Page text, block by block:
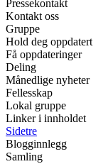
Pressekontakt
Kontakt oss
Gruppe
Hold deg oppdatert
Få oppdateringer
Deling
Månedlige nyheter
Fellesskap
Lokal gruppe
Linker i innholdet
Sidetre
Blogginnlegg
Samling